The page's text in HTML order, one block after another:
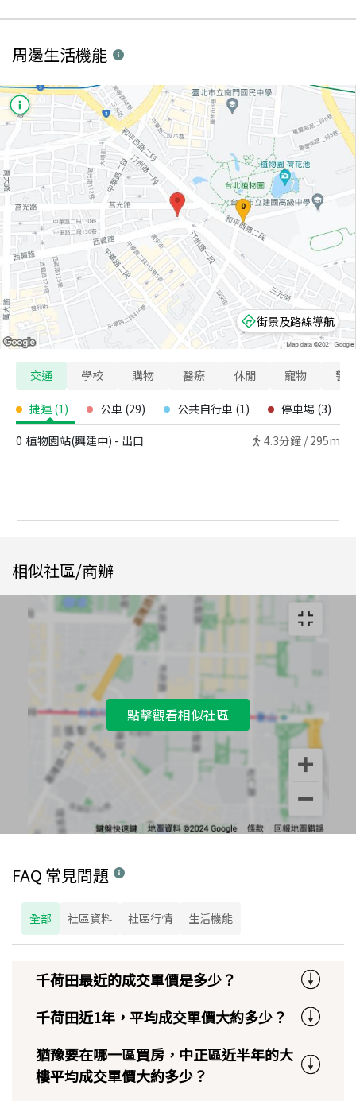
周邊生活機能
街景及路線導航
交通 學校 購物 醫療 休閒 寵物 警
捷運 (1) 公車 (29) 公共自行車 (1) 停車場 (3)
0 植物園站(興建中) - 出口 4.3分鐘 / 295m
相似社區/商辦
點擊觀看相似社區
FAQ 常見問題
全部 社區資料 社區行情 生活機能
千荷田最近的成交單價是多少？
千荷田近1年，平均成交單價大約多少？
猶豫要在哪一區買房，中正區近半年的大
樓平均成交單價大約多少？